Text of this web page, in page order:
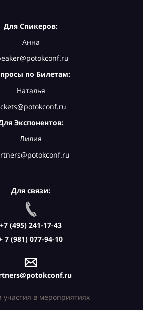
Для Спикеров:
Анна
по Билетам:
Наталья
Экспонентов:
Лилия
Для связи:
+7 (495) 241-17-43
7 (981) 077-94-10
участия в мероприятиях